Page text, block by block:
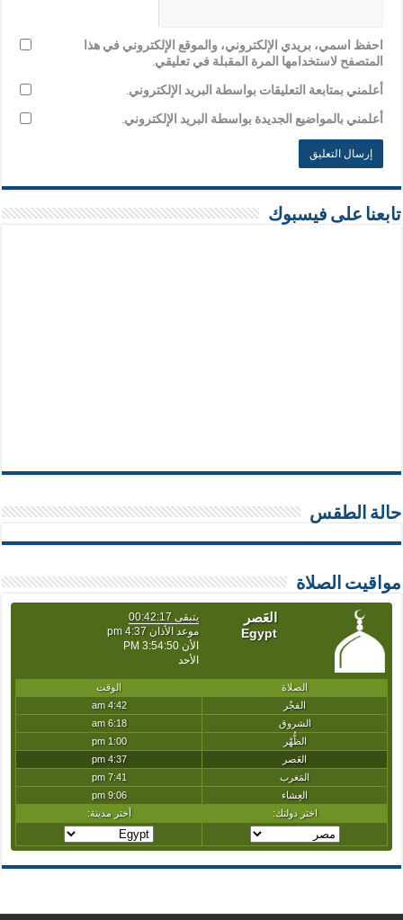
احفظ اسمي، بريدي الإلكتروني، والموقع الإلكتروني في هذا
المتصفح لاستخدامها المرة المقبلة في تعليقي.
أعلمني بمتابعة التعليقات بواسطة البريد الإلكتروني.
أعلمني بالمواضيع الجديدة بواسطة البريد الإلكتروني.
تابعنا على فيسبوك
حالة الطقس
مواقيت الصلاة